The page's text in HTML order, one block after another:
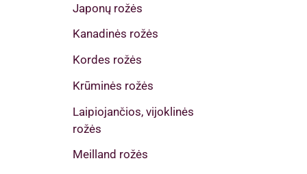
Japonų rožės
Kanadinės rožės
Kordes rožės
Krūminės rožės
Laipiojančios, vijoklinės
rožės
Meilland rožės